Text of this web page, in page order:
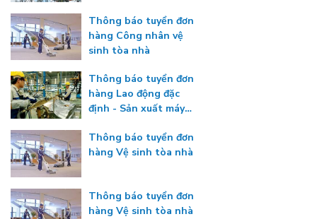
Thông báo tuyển đơn
hàng Công nhân vệ
sinh tòa nhà
Thông báo tuyển đơn
hàng Lao động đặc
định - Sản xuất máy
Thông báo tuyển đơn
hàng Vệ sinh tòa nhà
Thông báo tuyển đơn
hàng Vệ sinh tòa nhà